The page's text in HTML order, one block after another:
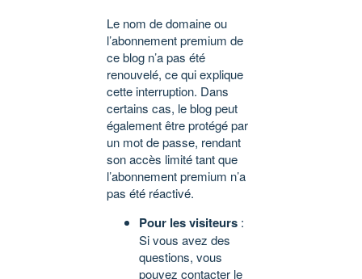
Le nom de domaine ou
l’abonnement premium de
ce blog n’a pas été
renouvelé, ce qui explique
cette interruption. Dans
certains cas, le blog peut
également être protégé par
un mot de passe, rendant
son accès limité tant que
l’abonnement premium n’a
pas été réactivé.
Pour les visiteurs :
Si vous avez des
questions, vous
pouvez contacter le